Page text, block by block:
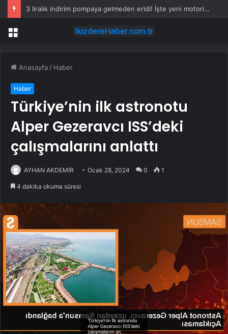
3 liralık indirim pompaya gelmeden eridi! İşte yeni motorin fiyatı
Menü
Anasayfa / Haber
Haber
Türkiye’nin ilk astronotu
Alper Gezeravcı ISS’deki
çalışmalarını anlattı
AYHAN AKDEMİR Ocak 28, 2024 0 1
4 dakika okuma süresi